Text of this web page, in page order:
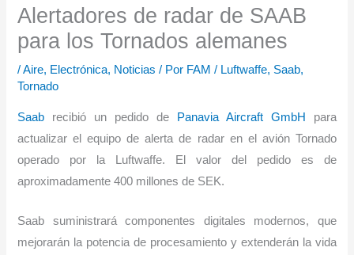
Alertadores de radar de SAAB
para los Tornados alemanes
/Aire, Electrónica, Noticias / Por FAM/ Luftwaffe, Saab,
Tornado
Saab recibió un pedido de Panavia Aircraft GmbH
para
actualizar el equipo de alerta de radar en el avión Tornado
operado por la Luftwaffe. El valor del pedido es de
aproximadamente 400 millones de SEK.
Saab suministrará componentes digitales modernos, que
mejorarán la potencia de procesamiento y extenderán la vida